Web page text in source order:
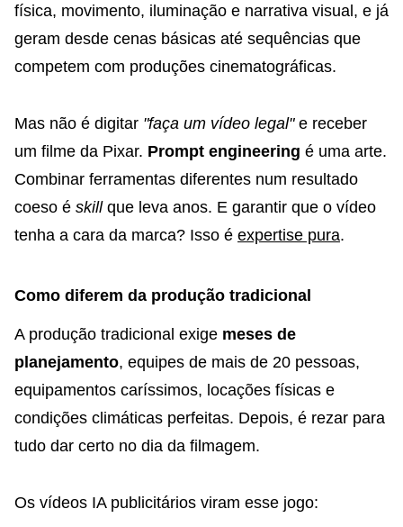
física, movimento, iluminação e narrativa visual, e já
geram desde cenas básicas até sequências que
competem com produções cinematográficas.
Mas não é digitar "faça um vídeo legal"e receber
um filme da Pixar. Prompt engineering é uma arte.
Combinar ferramentas diferentes num resultado
coeso é skillque leva anos. E garantir que o vídeo
tenha a cara da marca? Isso é expertise pura.
Como diferem da produção tradicional
A produção tradicional exige meses de
planejamento, equipes de mais de 20 pessoas,
equipamentos caríssimos, locações físicas e
condições climáticas perfeitas. Depois, é rezar para
tudo dar certo no dia da filmagem.
Os vídeos IA publicitários viram esse jogo: